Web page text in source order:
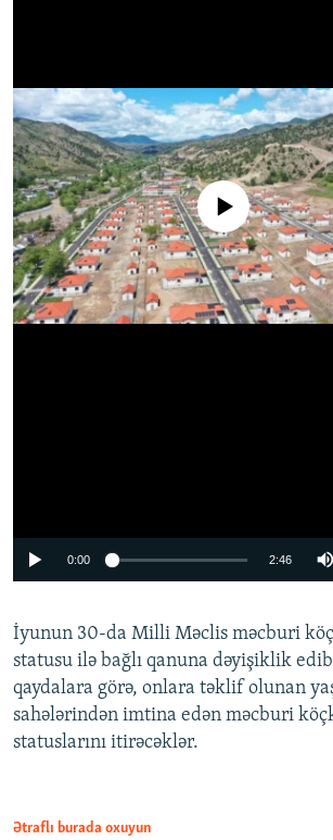
No media source currently
0:00 2:46
İyunun 30-da Milli Məclis məcburi
statusu ilə bağlı qanuna dəyişiklik
qaydalara görə, onlara təklif olunan
sahələrindən imtina edən məcburi
statuslarını itirəcəklər.
Ətraflı burada oxuyun